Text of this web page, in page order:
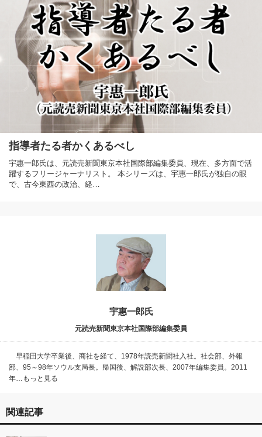
指導者たる者かくあるべし
宇惠一郎氏は、元読売新聞東京本社国際部編集委員、現在、多方面で活
躍するフリージャーナリスト。 本シリーズは、宇惠一郎氏が独自の眼
で、古今東西の政治、経…
宇惠一郎氏
元読売新聞東京本社国際部編集委員
早稲田大学卒業後、商社を経て、1978年読売新聞社入社。社会部、外報
部、95～98年ソウル支局長。帰国後、解説部次長、2007年編集委員。2011
年…もっと見る
関連記事